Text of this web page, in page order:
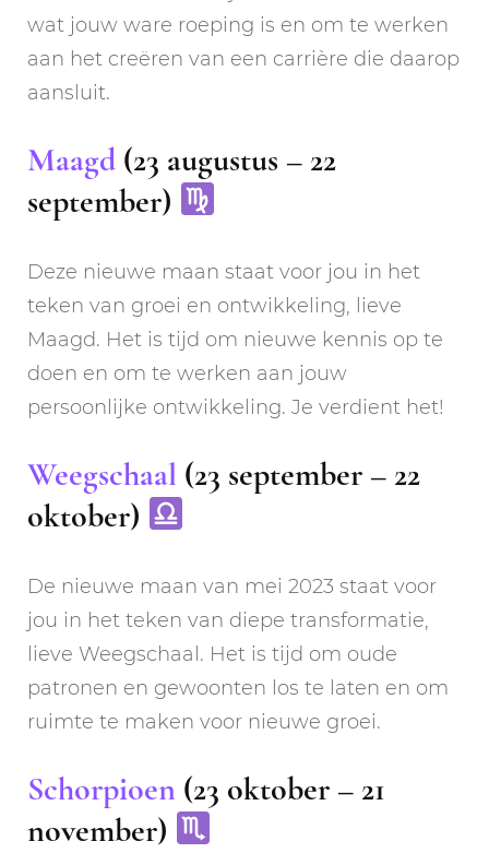
wat jouw ware roeping is en om te werken
aan het creëren van een carrière die daarop
aansluit.
Maagd (23 augustus – 22
september)
Deze nieuwe maan staat voor jou in het
teken van groei en ontwikkeling, lieve
Maagd. Het is tijd om nieuwe kennis op te
doen en om te werken aan jouw
persoonlijke ontwikkeling. Je verdient het!
Weegschaal (23 september – 22
oktober)
De nieuwe maan van mei 2023 staat voor
jou in het teken van diepe transformatie,
lieve Weegschaal. Het is tijd om oude
patronen en gewoonten los te laten en om
ruimte te maken voor nieuwe groei.
Schorpioen (23 oktober – 21
november)